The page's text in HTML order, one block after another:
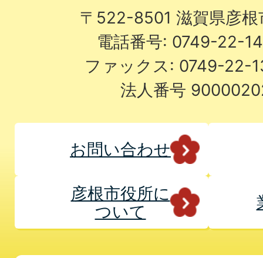
〒522-8501 滋賀県彦
電話番号: 0749-22-
ファックス: 0749-22-
法人番号
お問い合わせ
彦根市役所に
ついて